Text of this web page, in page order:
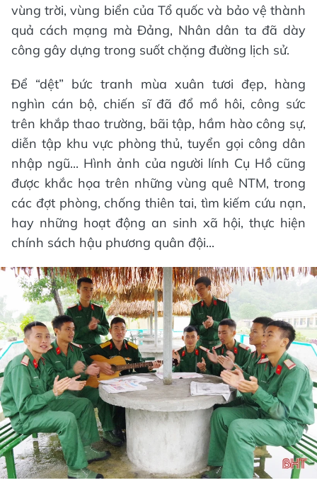
vùng trời, vùng biển của Tổ quốc và bảo vệ thành
quả cách mạng mà Đảng, Nhân dân ta đã dày
công gây dựng trong suốt chặng đường lịch sử.
Để “dệt” bức tranh mùa xuân tươi đẹp, hàng
nghìn cán bộ, chiến sĩ đã đổ mồ hôi, công sức
trên khắp thao trường, bãi tập, hầm hào công sự,
diễn tập khu vực phòng thủ, tuyển gọi công dân
nhập ngũ... Hình ảnh của người lính Cụ Hồ cũng
được khắc họa trên những vùng quê NTM, trong
các đợt phòng, chống thiên tai, tìm kiếm cứu nạn,
hay những hoạt động an sinh xã hội, thực hiện
chính sách hậu phương quân đội...